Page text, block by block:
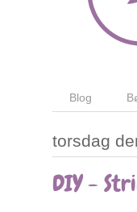
Blog
torsdag
DIY -